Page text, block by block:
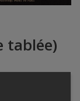
tablée)